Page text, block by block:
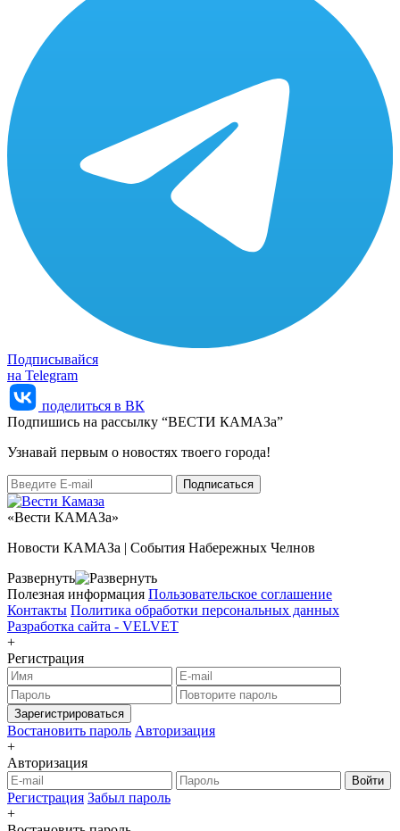
Подписывайся
на Telegram
поделиться в ВК
Подпишись на рассылку “ВЕСТИ КАМАЗа”
Узнaвай первым о новостях твоего города!
«Вести КАМАЗа»
Новости КАМАЗа | События Набережных Челнов
Развернуть
Полезная информация Пользовательское соглашение
Контакты Политика обработки персональных данных
Разработка сайта - VELVET
+
Регистрация
Зарегистрироваться
Востановить пароль Авторизация
+
Авторизация
Войти
Регистрация Забыл пароль
+